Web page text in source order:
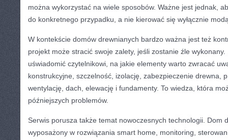
można wykorzystać na wiele sposobów. Ważne jest jednak,
do konkretnego przypadku, a nie kierować się wyłącznie
W kontekście domów drewnianych bardzo ważna jest też
projekt może stracić swoje zalety, jeśli zostanie źle
uświadomić czytelnikowi, na jakie elementy warto zwracać
konstrukcyjne, szczelność, izolację, zabezpieczenie drewna,
wentylację, dach, elewację i fundamenty. To wiedza, która
późniejszych problemów.
Serwis porusza także temat nowoczesnych technologii. Dom
wyposażony w rozwiązania smart home, monitoring,